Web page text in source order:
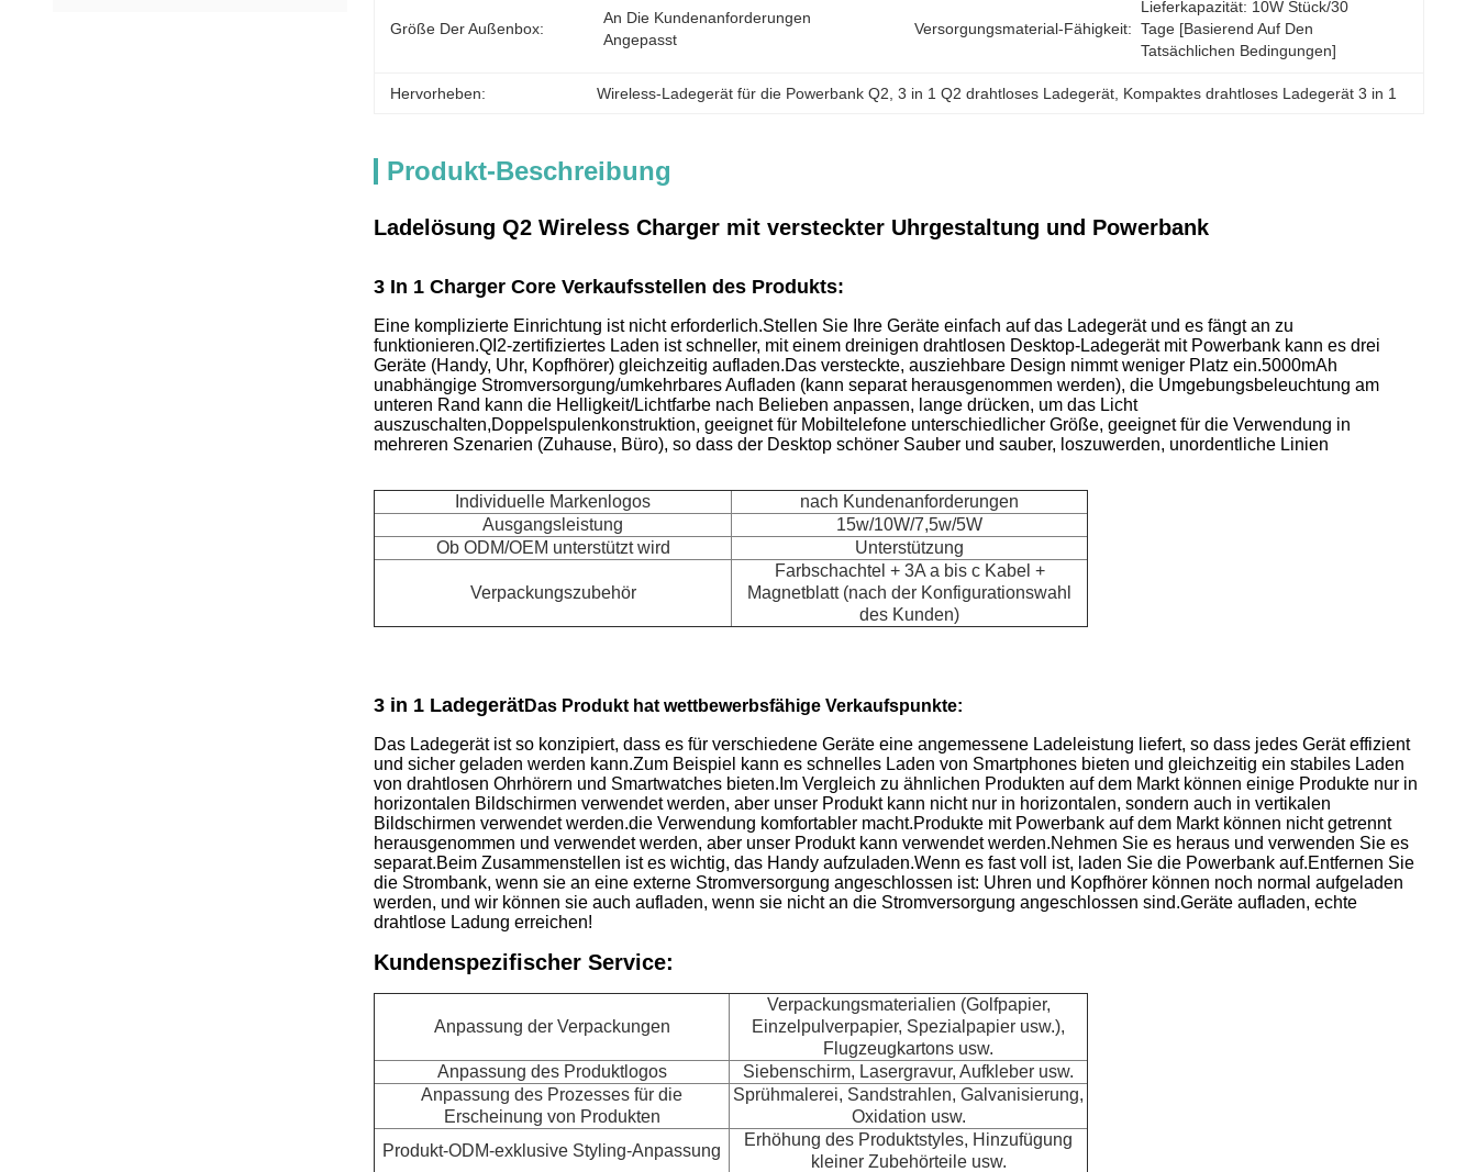
Größe Der Außenbox:
An Die Kundenanforderungen
Angepasst
Versorgungsmaterial-Fähigkeit:
Lieferkapazität: 10W Stück/30
Tage [basierend Auf Den
Tatsächlichen Bedingungen]
Hervorheben: Wireless-Ladegerät für die Powerbank Q2 , 3 in 1 Q2 drahtloses Ladegerät Kompaktes drahtloses Ladegerät 3 in 1
Produkt-Beschreibung
Ladelösung Q2 Wireless Charger mit versteckter Uhrgestaltung und Powerbank
3 In 1 Charger Core Verkaufsstellen des Produkts:
Eine komplizierte Einrichtung ist nicht erforderlich.Stellen Sie Ihre Geräte einfach auf das Ladegerät und es fängt an zu
funktionieren.QI2-zertifiziertes Laden ist schneller, mit einem dreinigen drahtlosen Desktop-Ladegerät mit Powerbank kann es drei
Geräte (Handy, Uhr, Kopfhörer) gleichzeitig aufladen.Das versteckte, ausziehbare Design nimmt weniger Platz ein.5000mAh
unabhängige Stromversorgung/umkehrbares Aufladen (kann separat herausgenommen werden), die Umgebungsbeleuchtung am
unteren Rand kann die Helligkeit/Lichtfarbe nach Belieben anpassen, lange drücken, um das Licht
auszuschalten,Doppelspulenkonstruktion, geeignet für Mobiltelefone unterschiedlicher Größe, geeignet für die Verwendung in
mehreren Szenarien (Zuhause, Büro), so dass der Desktop schöner Sauber und sauber, loszuwerden, unordentliche Linien
Individuelle Markenlogos
nach Kundenanforderungen
Ausgangsleistung
15w/10W/7,5w/5W
Ob ODM/OEM unterstützt wird
Unterstützung
Verpackungszubehör
Farbschachtel + 3A a bis c Kabel +
Magnetblatt (nach der Konfigurationswahl
des Kunden)
3 in 1 LadegerätDas Produkt hat wettbewerbsfähige Verkaufspunkte:
Das Ladegerät ist so konzipiert, dass es für verschiedene Geräte eine angemessene Ladeleistung liefert, so dass jedes Gerät effizient
und sicher geladen werden kann.Zum Beispiel kann es schnelles Laden von Smartphones bieten und gleichzeitig ein stabiles Laden
von drahtlosen Ohrhörern und Smartwatches bieten. Im Vergleich zu ähnlichen Produkten auf dem Markt können einige Produkte nur in
horizontalen Bildschirmen verwendet werden, aber unser Produkt kann nicht nur in horizontalen, sondern auch in vertikalen
Bildschirmen verwendet werden.die Verwendung komfortabler macht.Produkte mit Powerbank auf dem Markt können nicht getrennt
herausgenommen und verwendet werden, aber unser Produkt kann verwendet werden.Nehmen Sie es heraus und verwenden Sie es
separat.Beim Zusammenstellen ist es wichtig, das Handy aufzuladen.Wenn es fast voll ist, laden Sie die Powerbank auf.Entfernen Sie
die Strombank, wenn sie an eine externe Stromversorgung angeschlossen ist: Uhren und Kopfhörer können noch normal aufgeladen
werden, und wir können sie auch aufladen, wenn sie nicht an die Stromversorgung angeschlossen sind.Geräte aufladen, echte
drahtlose Ladung erreichen!
Kundenspezifischer Service:
Anpassung der Verpackungen
Verpackungsmaterialien (Golfpapier,
Einzelpulverpapier, Spezialpapier usw.),
Flugzeugkartons usw.
Anpassung des Produktlogos
Siebenschirm, Lasergravur, Aufkleber usw.
Anpassung des Prozesses für die
Erscheinung von Produkten
Sprühmalerei, Sandstrahlen, Galvanisierung,
Oxidation usw.
Produkt-ODM-exklusive Styling-Anpassung
Erhöhung des Produktstyles, Hinzufügung
kleiner Zubehörteile usw.